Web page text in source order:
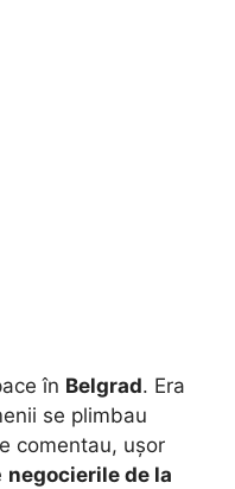
în Belgrad. Era
se plimbau
comentau, ușor
negocierile de la